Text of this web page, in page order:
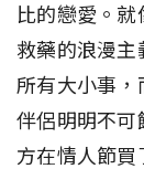
比的戀愛。
救藥的浪漫
所有大小事，
伴侶明明不
方在情人節買